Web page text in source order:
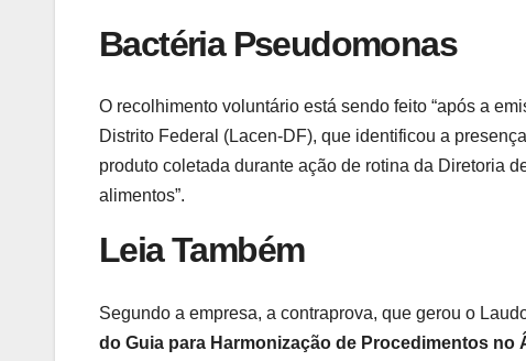
Bactéria Pseudomonas
O recolhimento voluntário está sendo feito “após a
Distrito Federal (Lacen-DF), que identificou a
produto coletada durante ação de rotina da Diretoria
alimentos”.
Leia Também
Segundo a empresa, a contraprova, que gerou o
do Guia para Harmonização de Procedimentos